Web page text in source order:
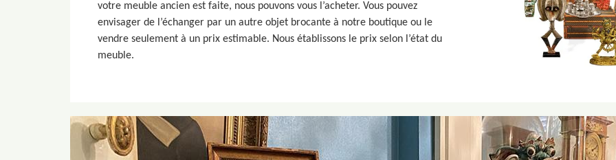
votre meuble ancien est faite, nous pouvons vous l’acheter. Vous pouvez
envisager de l’échanger par un autre objet brocante à notre boutique ou le
vendre seulement à un prix estimable. Nous établissons le prix selon l’état du
meuble.